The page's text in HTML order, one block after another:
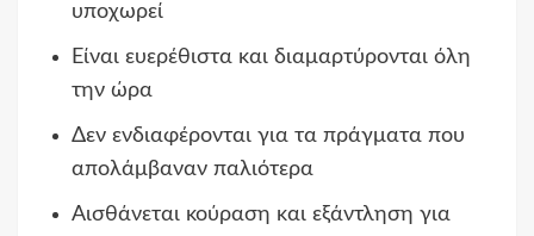
υποχωρεί
Είναι ευερέθιστα και διαμαρτύρονται όλη
την ώρα
Δεν ενδιαφέρονται για τα πράγματα που
απολάμβαναν παλιότερα
Αισθάνεται κούραση και εξάντληση για